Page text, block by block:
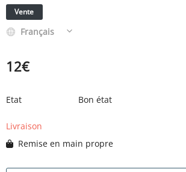
Vente
Français
12€
Etat Bon état
Livraison
Remise en main propre